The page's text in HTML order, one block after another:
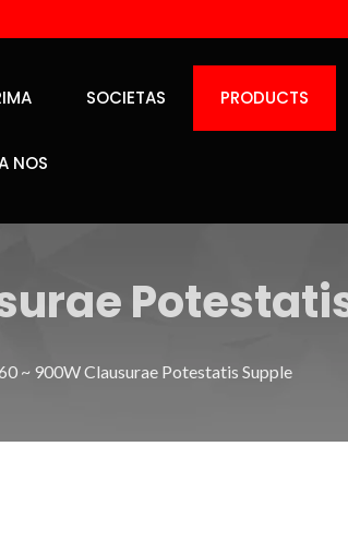
SOCIETAS PRODUCTS
NOS
~ 900W Clausurae Potestatis Supple